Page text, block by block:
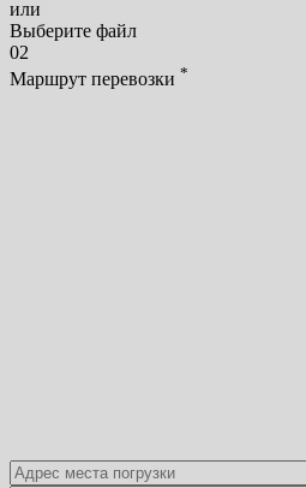
или
Выберите файл
02
Маршрут перевозки *